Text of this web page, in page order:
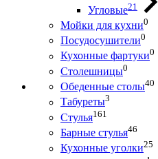
Угловые21
Мойки для кухни0
Посудосушители0
Кухонные фартуки0
Столешницы0
Обеденные столы40
Табуреты3
Стулья161
Барные стулья46
Кухонные уголки25